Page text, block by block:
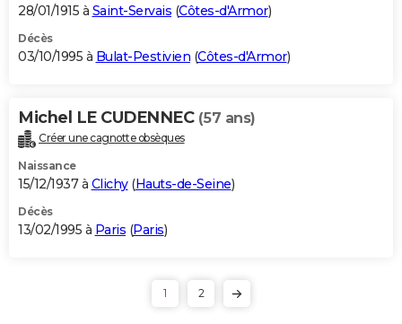
28/01/1915 à Saint-Servais (Côtes-d'Armor)
Décès
03/10/1995 à Bulat-Pestivien (Côtes-d'Armor)
Michel LE CUDENNEC (57 ans)
Créer une cagnotte obsèques
Naissance
15/12/1937 à Clichy(Hauts-de-Seine)
Décès
13/02/1995 à Paris (Paris)
1 2